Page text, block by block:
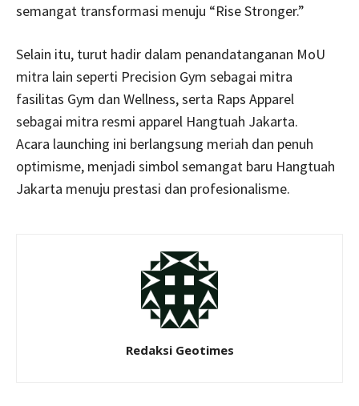
semangat transformasi menuju “Rise Stronger.”
Selain itu, turut hadir dalam penandatanganan MoU
mitra lain seperti Precision Gym sebagai mitra
fasilitas Gym dan Wellness, serta Raps Apparel
sebagai mitra resmi apparel Hangtuah Jakarta.
Acara launching ini berlangsung meriah dan penuh
optimisme, menjadi simbol semangat baru Hangtuah
Jakarta menuju prestasi dan profesionalisme.
Redaksi Geotimes